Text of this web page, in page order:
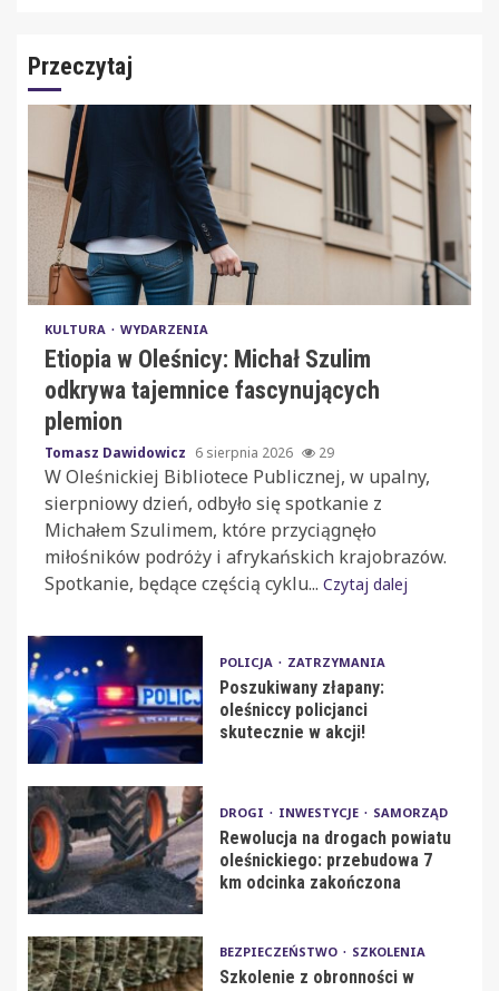
Przeczytaj
KULTURA WYDARZENIA
Etiopia w Oleśnicy: Michał Szulim
odkrywa tajemnice fascynujących
plemion
Tomasz Dawidowicz 6 sierpnia 2026 29
W Oleśnickiej Bibliotece Publicznej, w upalny,
sierpniowy dzień, odbyło się spotkanie z
Michałem Szulimem, które przyciągnęło
miłośników podróży i afrykańskich krajobrazów.
Spotkanie, będące częścią cyklu... Czytaj dalej
POLICJA ZATRZYMANIA
Poszukiwany złapany:
oleśniccy policjanci
skutecznie w akcji!
DROGI INWESTYCJE SAMORZĄD
Rewolucja na drogach powiatu
oleśnickiego: przebudowa 7
km odcinka zakończona
BEZPIECZEŃSTWO SZKOLENIA
Szkolenie z obronności w